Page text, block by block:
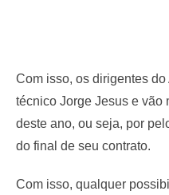
Com isso, os dirigentes
técnico Jorge Jesus e vão
deste ano, ou seja, por
do final de seu contrato.
Com isso, qualquer